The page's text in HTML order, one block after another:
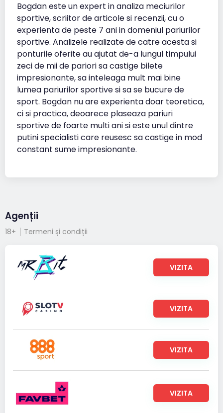
Bogdan este un expert in analiza meciurilor
sportive, scriitor de articole si recenzii, cu o
experienta de peste 7 ani in domeniul pariurilor
sportive. Analizele realizate de catre acesta si
ponturile oferite au ajutat de-a lungul timpului
zeci de mii de pariori sa castige bilete
impresionante, sa inteleaga mult mai bine
lumea pariurilor sportive si sa se bucure de
sport. Bogdan nu are experienta doar teoretica,
ci si practica, deoarece plaseaza pariuri
sportive de foarte multi ani si este unul dintre
putini specialisti care reusesc sa castige in mod
constant sume impresionante.
Agenții
18+ Termeni și condiții
VIZITA
VIZITA
VIZITA
VIZITA